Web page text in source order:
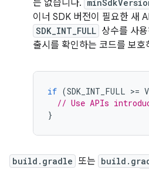
는 없습니다.
이너 SDK 버전이 필요한 새
SDK_INT_FULL 상수를 사
출시를 확인하는 코드를 보호
if (SDK_INT_FULL >=
// Use APIs
}
build.gradle 또는